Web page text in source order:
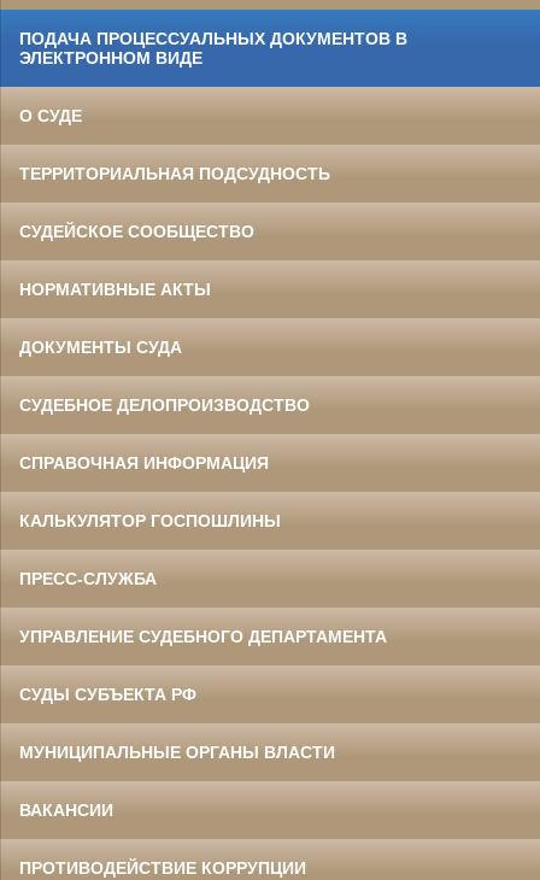
ПОДАЧА ПРОЦЕССУАЛЬНЫХ ДОКУМЕНТОВ В
ЭЛЕКТРОННОМ ВИДЕ
О СУДЕ
ТЕРРИТОРИАЛЬНАЯ ПОДСУДНОСТЬ
СУДЕЙСКОЕ СООБЩЕСТВО
НОРМАТИВНЫЕ АКТЫ
ДОКУМЕНТЫ СУДА
СУДЕБНОЕ ДЕЛОПРОИЗВОДСТВО
СПРАВОЧНАЯ ИНФОРМАЦИЯ
КАЛЬКУЛЯТОР ГОСПОШЛИНЫ
ПРЕСС-СЛУЖБА
УПРАВЛЕНИЕ СУДЕБНОГО ДЕПАРТАМЕНТА
СУДЫ СУБЪЕКТА РФ
МУНИЦИПАЛЬНЫЕ ОРГАНЫ ВЛАСТИ
ВАКАНСИИ
ПРОТИВОДЕЙСТВИЕ КОРРУПЦИИ